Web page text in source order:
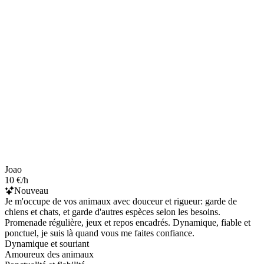
Joao
10 €/h
Nouveau
Je m'occupe de vos animaux avec douceur et rigueur: garde de
chiens et chats, et garde d'autres espèces selon les besoins.
Promenade régulière, jeux et repos encadrés. Dynamique, fiable et
ponctuel, je suis là quand vous me faites confiance.
Dynamique et souriant
Amoureux des animaux